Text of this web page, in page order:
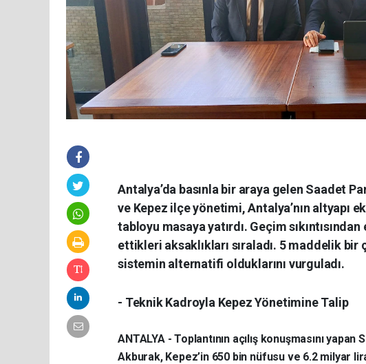
Antalya’da basınla bir araya gelen Saadet
ve Kepez ilçe yönetimi, Antalya’nın
tabloyu masaya yatırdı. Geçim
ettikleri aksaklıkları sıraladı. 5 maddelik
sistemin alternatifi olduklarını vurguladı.
- Teknik Kadroyla Kepez Yönetimine Talip
ANTALYA - ​Toplantının açılış konuşmasını
Akburak, Kepez’in 650 bin nüfusu ve 6.2 milyar